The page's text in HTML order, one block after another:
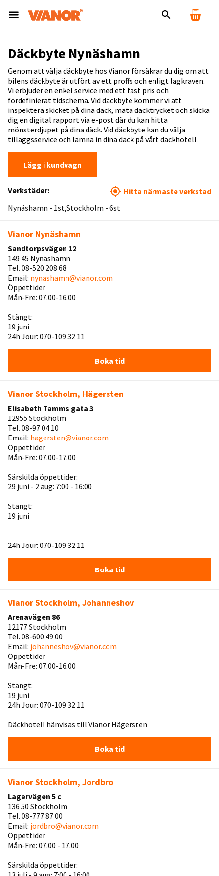
Däckbyte Nynäshamn
Genom att välja däckbyte hos Vianor försäkrar du dig om att
bilens däckbyte är utfört av ett proffs och enligt lagkraven.
Vi erbjuder en enkel service med ett fast pris och
fördefinierat tidschema. Vid däckbyte kommer vi att
inspektera skicket på dina däck, mäta däcktrycket och skicka
dig en digital rapport via e-post där du kan hitta
mönsterdjupet på dina däck. Vid däckbyte kan du välja
tilläggsservice och lämna in dina däck på vårt däckhotell.
Lägg i kundvagn
Verkstäder:
Nynäshamn - 1st Stockholm - 6st
Hitta närmaste verkstad
Vianor Nynäshamn
Sandtorpsvägen 12
149 45 Nynäshamn
Tel. 08-520 208 68
Email: nynashamn@vianor.com
Öppettider
Mån-Fre: 07.00-16.00
Stängt:
19 juni
24h Jour: 070-109 32 11
Boka tid
Vianor Stockholm, Hägersten
Elisabeth Tamms gata 3
12955 Stockholm
Tel. 08-97 04 10
Email: hagersten@vianor.com
Öppettider
Mån-Fre: 07.00-17.00
Särskilda öppettider:
29 juni - 2 aug: 7:00 - 16:00
Stängt:
19 juni
24h Jour: 070-109 32 11
Boka tid
Vianor Stockholm, Johanneshov
Arenavägen 86
12177 Stockholm
Tel. 08-600 49 00
Email: johanneshov@vianor.com
Öppettider
Mån-Fre: 07.00-16.00
Stängt:
19 juni
24h Jour: 070-109 32 11
Däckhotell hänvisas till Vianor Hägersten
Boka tid
Vianor Stockholm, Jordbro
Lagervägen 5 c
136 50 Stockholm
Tel. 08-777 87 00
Email: jordbro@vianor.com
Öppettider
Mån-Fre: 07.00 - 17.00
Särskilda öppettider: